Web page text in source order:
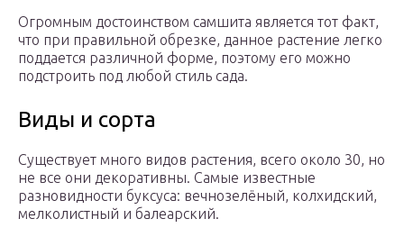
Огромным достоинством самшита является тот факт,
что при правильной обрезке, данное растение легко
поддается различной форме, поэтому его можно
подстроить под любой стиль сада.
Виды и сорта
Существует много видов растения, всего около 30, но
не все они декоративны. Самые известные
разновидности буксуса: вечнозелёный, колхидский,
мелколистный и балеарский.